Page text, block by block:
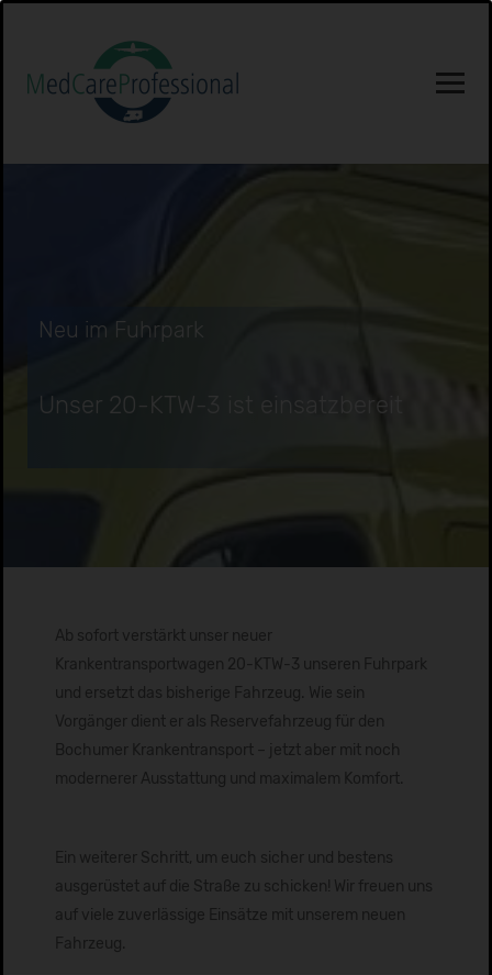
Neu im Fuhrpark
Unser 20-KTW-3 ist einsatzbereit
Ab sofort verstärkt unser neuer
Krankentransportwagen 20-KTW-3 unseren Fuhrpark
und ersetzt das bisherige Fahrzeug. Wie sein
Vorgänger dient er als Reservefahrzeug für den
Bochumer Krankentransport – jetzt aber mit noch
modernerer Ausstattung und maximalem Komfort.
Ein weiterer Schritt, um euch sicher und bestens
ausgerüstet auf die Straße zu schicken! Wir freuen uns
auf viele zuverlässige Einsätze mit unserem neuen
Fahrzeug.